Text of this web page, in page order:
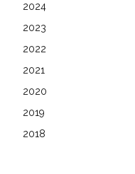
2024
2023
2022
2021
2020
2019
2018